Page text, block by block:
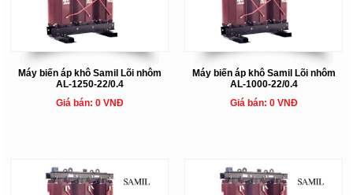
Máy biến áp khô Samil Lõi nhôm
AL-1250-22/0.4
Giá bán: 0 VNĐ
Máy biến áp khô Samil Lõi nhôm
AL-1000-22/0.4
Giá bán: 0 VNĐ